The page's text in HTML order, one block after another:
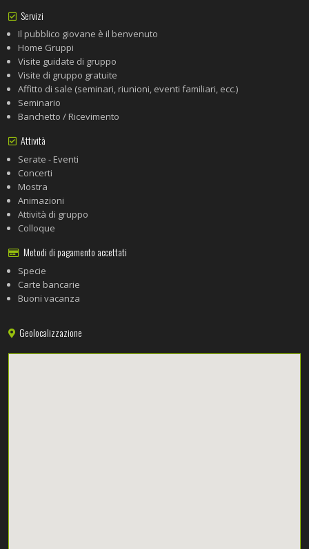
Servizi
Il pubblico giovane è il benvenuto
Home Gruppi
Visite guidate di gruppo
Visite di gruppo gratuite
Affitto di sale (seminari, riunioni, eventi familiari, ecc.)
Seminario
Banchetto / Ricevimento
Attività
Serate - Eventi
Concerti
Mostra
Animazioni
Attività di gruppo
Colloque
Metodi di pagamento accettati
Specie
Carte bancarie
Buoni vacanza
Geolocalizzazione